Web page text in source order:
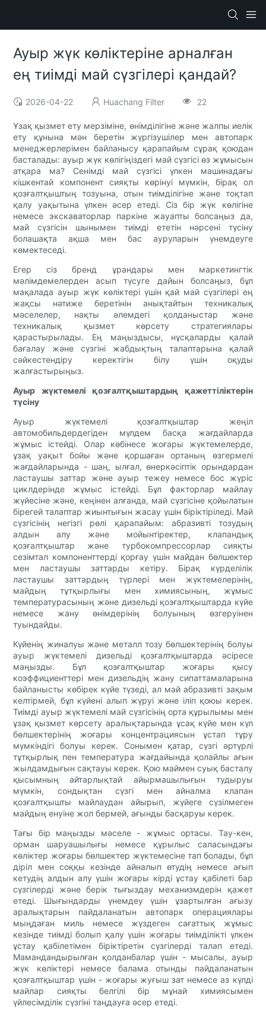
Ауыр жүк көліктеріне арналған
ең тиімді май сүзгілері қандай?
2026-04-22 Huachang Filter 22
Ұзақ қызмет ету мерзіміне, өнімділігіне және жалпы иелік
ету құнына мән беретін жүргізушілер мен автопарк
менеджерлерімен байланысу қарапайым сұрақ қоюдан
басталады: ауыр жүк көлігіңіздегі май сүзгісі өз жұмысын
атқара ма? Сенімді май сүзгісі үлкен машинадағы
кішкентай компонент сияқты көрінуі мүмкін, бірақ ол
қозғалтқыштың тозуына, отын тиімділігіне және тоқтап
қалу уақытына үлкен әсер етеді. Сіз бір жүк көлігіне
немесе экскаваторлар паркіне жауапты болсаңыз да,
май сүзгісін шынымен тиімді ететін нәрсені түсіну
болашақта ақша мен бас ауруларын үнемдеуге
көмектеседі.
Егер сіз бренд ұрандары мен маркетингтік
мәлімдемелерден асып түсуге дайын болсаңыз, бұл
мақалада ауыр жүк көліктері үшін қай май сүзгілері ең
жақсы нәтиже беретінін анықтайтын техникалық
мәселелер, нақты әлемдегі қолданыстар және
техникалық қызмет көрсету стратегиялары
қарастырылады. Ең маңыздысы, нұсқаларды қалай
бағалау және сүзгіні жабдықтың талаптарына қалай
сәйкестендіру керектігін білу үшін оқуды
жалғастырыңыз.
Ауыр жүктемелі қозғалтқыштардың қажеттіліктерін
түсіну
Ауыр жүктемелі қозғалтқыштар жеңіл
автомобильдердегіден мүлдем басқа жағдайларда
жұмыс істейді. Олар көбінесе жоғары жүктемелерде,
ұзақ уақыт бойы және қоршаған ортаның өзгермелі
жағдайларында - шаң, ылғал, өнеркәсіптік орындардан
ластаушы заттар және ауыр тежеу ​​немесе бос жүріс
циклдерінде жұмыс істейді. Бұл факторлар майлау
жүйесіне және, кеңінен алғанда, май сүзгісіне қойылатын
бірегей талаптар жиынтығын жасау үшін біріктіріледі. Май
сүзгісінің негізгі рөлі қарапайым: абразивті тозудың
алдын алу және мойынтіректер, клапандық
қозғалтқыштар және турбокомпрессорлар сияқты
сезімтал компоненттерді қорғау үшін майдан бөлшектер
мен ластаушы заттарды кетіру. Бірақ күрделілік
ластаушы заттардың түрлері мен жүктемелерінің,
майдың тұтқырлығы мен химиясының, жұмыс
температурасының және дизельді қозғалтқыштарда күйе
немесе жану өнімдерінің болуының өзгеруінен
туындайды.
Күйенің жиналуы және металл тозу бөлшектерінің болуы
ауыр жүктемелі дизельді қозғалтқыштарда әсіресе
маңызды. Бұл қозғалтқыштар жоғары қысу
коэффициенттері мен дизельдің жану сипаттамаларына
байланысты көбірек күйе түзеді, ал май абразивті зақым
келтірмей, бұл күйені алып жүруі және іліп қоюы керек.
Тиімді ауыр жүктемелі май сүзгісінің орта құрылымы мен
ұзақ қызмет көрсету аралықтарында ұсақ күйе мен күл
бөлшектерінің жоғары концентрациясын ұстап тұру
мүмкіндігі болуы керек. Сонымен қатар, сүзгі әртүрлі
тұтқырлық пен температура жағдайында қолайлы ағын
жылдамдығын сақтауы керек. Қою маймен суық басталу
қысымның айтарлықтай айырмашылығын тудыруы
мүмкін, сондықтан сүзгі мен айналма клапан
қозғалтқышты майлаудан айырып, жүйеге сүзілмеген
майдың енуіне жол бермей, ағынды басқаруы керек.
Тағы бір маңызды мәселе - жұмыс ортасы. Тау-кен,
орман шаруашылығы немесе құрылыс саласындағы
көліктер жоғары бөлшектер жүктемесіне тап болады, бұл
діріл мен соққы кезінде айналып өтудің немесе ағып
кетудің алдын алу үшін жоғары кірді ұстау қабілеті бар
сүзгілерді және берік тығыздау механизмдерін қажет
етеді. Шығындарды үнемдеу үшін ұзартылған ағызу
аралықтарын пайдаланатын автопарк операциялары
мыңдаған миль немесе жүздеген сағаттық жұмыс
кезінде тиімді болып қалу үшін жоғары тиімділікті үлкен
ұстау қабілетімен біріктіретін сүзгілерді талап етеді.
Мамандандырылған қолданбалар үшін - мысалы, ауыр
жүк көліктері немесе балама отынды пайдаланатын
қозғалтқыштар үшін - жоғары жуғыш зат немесе аз күлді
майлар сияқты белгілі бір мұнай химиясымен
үйлесімділік сүзгіні таңдауға әсер етеді.